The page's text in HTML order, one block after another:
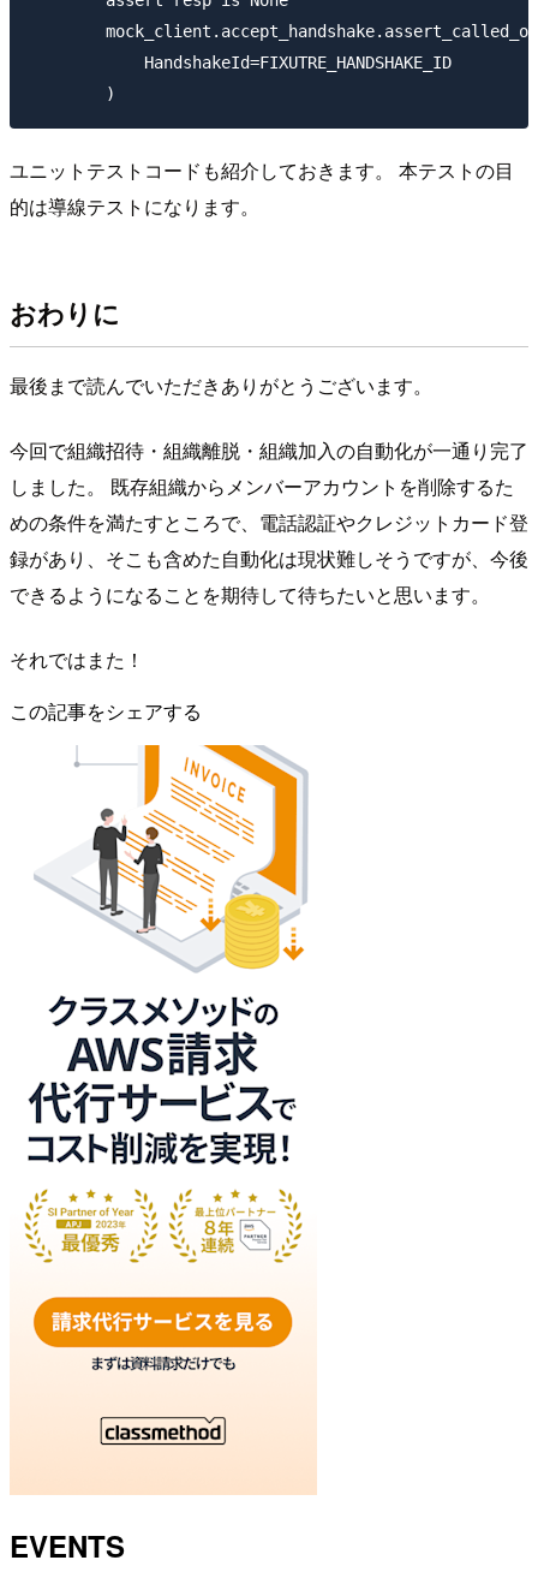
            HandshakeId=FIXUTRE_HANDSHAKE_ID
ユニットテストコードも紹介しておきます。 本テストの目
的は導線テストになります。
おわりに
最後まで読んでいただきありがとうございます。
今回で組織招待・組織離脱・組織加入の自動化が一通り完了
しました。 既存組織からメンバーアカウントを削除するた
めの条件を満たすところで、電話認証やクレジットカード登
録があり、そこも含めた自動化は現状難しそうですが、今後
できるようになることを期待して待ちたいと思います。
それではまた！
この記事をシェアする
EVENTS